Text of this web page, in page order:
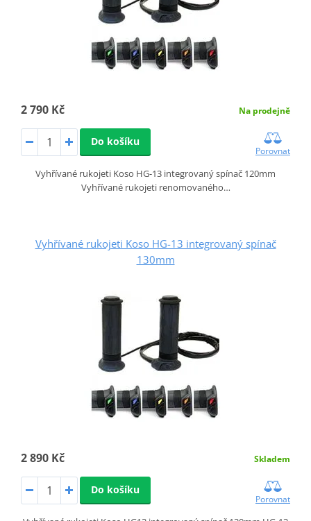
2 790 Kč Na prodejně
Do košíku
Porovnat
Vyhřívané rukojeti Koso HG-13 integrovaný spínač 120mm
Vyhřívané rukojeti renomovaného…
Vyhřívané rukojeti Koso HG-13 integrovaný spínač
130mm
2 890 Kč Skladem
Do košíku
Porovnat